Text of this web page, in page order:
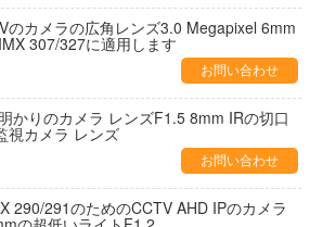
のカメラの広角レンズ3.0 Megapixel 6mm
307/327に適用します
お問い合わせ
かりのカメラ レンズF1.5 8mm IRの切口
視カメラ レンズ
お問い合わせ
290/291のためのCCTV AHD IPのカメラ